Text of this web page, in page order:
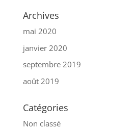
Archives
mai 2020
janvier 2020
septembre 2019
août 2019
Catégories
Non classé